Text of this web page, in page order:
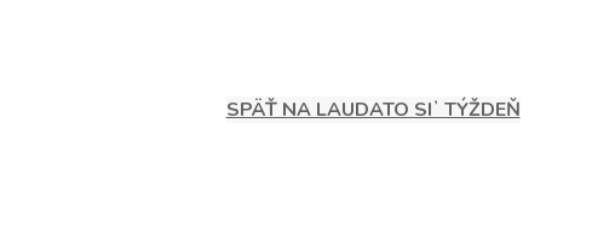
SPÄŤ NA LAUDATO SIʼ TÝŽDEŇ